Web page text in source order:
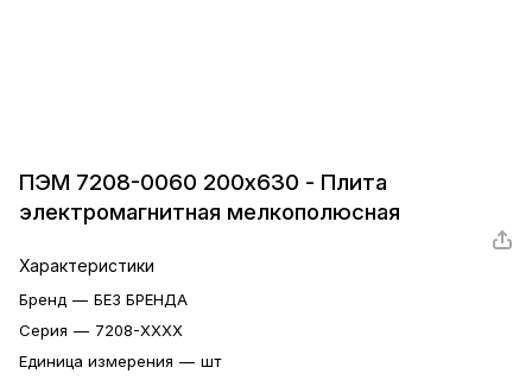
ПЭМ 7208-0060 200х630 - Плита
электромагнитная мелкополюсная
Характеристики
Бренд — БЕЗ БРЕНДА
Серия — 7208-ХХХХ
Единица измерения — шт